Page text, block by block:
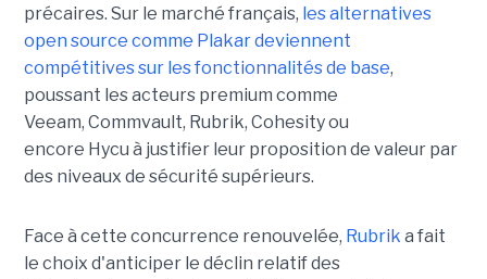
précaires. Sur le marché français, les alternatives
open source comme Plakar deviennent
compétitives sur les fonctionnalités de base,
poussant les acteurs premium comme
Veeam, Commvault, Rubrik, Cohesity ou
encore Hycu à justifier leur proposition de valeur par
des niveaux de sécurité supérieurs.
Face à cette concurrence renouvelée, Rubrik a fait
le choix d'anticiper le déclin relatif des